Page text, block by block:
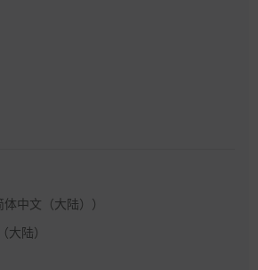
中文（大陆））
陆）